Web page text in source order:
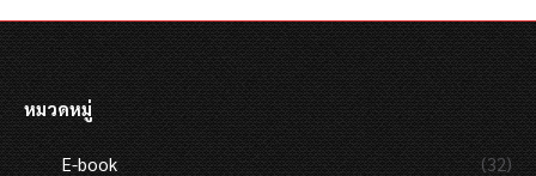
หมวดหมู่
E-book
(32)